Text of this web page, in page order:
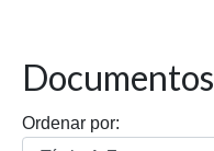
Documentos
Ordenar por: